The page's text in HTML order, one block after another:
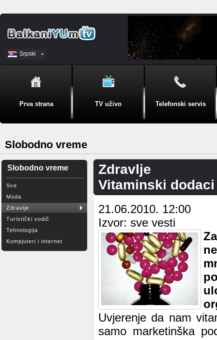
Srpski
BiH
Prva strana TV uživo Telefonski servis
Slobodno vreme
Slobodno vreme
Sve
Moda
Zdravlje
Turistički vodič
Tehnologija
Kompjuteri i internet
Zdravlje
Vitaminski
21.06.2010. 12:00
Izvor: sve vesti
Uvjerenje da nam
samo marketinška